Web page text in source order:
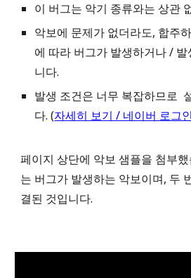
이 버그는 악기 종류와는 상관
악보에 문제가 없더라도, 합주
에 따라 버그가 발생하거나 / 발
니다.
발생 조건은 너무 복잡하므로
다.(자세히 보기 / 네이버 로그
페이지 상단에 악보 샘플을 첨부
는 버그가 발생하는 악보이며, 두
결된 것입니다.